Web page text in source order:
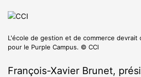
L'école de gestion et de commerce devrait
pour le Purple Campus. © CCI
François-Xavier Brunet,